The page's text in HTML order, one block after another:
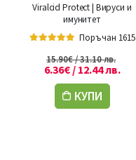
Viralcid Protect | Вируси и
имунитет
Поръчан 1615
15.90€/ 31.10 лв.
6.36€/ 12.44 лв.
КУПИ